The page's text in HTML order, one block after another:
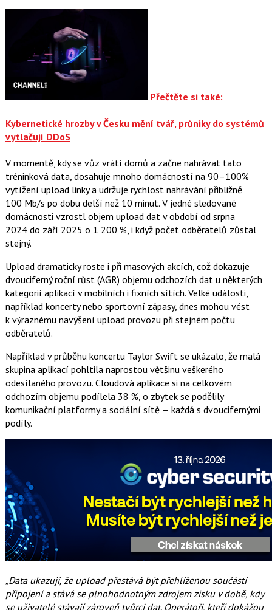
Přečtěte si také:
Kybernetické hrozby v Česku mění tvář, průniky do systémů
vytlačují DDoS
V momentě, kdy se vůz vrátí domů a začne nahrávat tato
tréninková data, dosahuje mnoho domácností na 90–100%
vytížení upload linky a udržuje rychlost nahrávání přibližně
100 Mb/s po dobu delší než 10 minut. V jedné sledované
domácnosti vzrostl objem upload dat v období od srpna
2024 do září 2025 o 1 200 %, i když počet odběratelů zůstal
stejný.
Upload dramaticky roste i při masových akcích, což dokazuje
dvouciferný roční růst (AGR) objemu odchozích dat u některých
kategorií aplikací v mobilních i fixních sítích. Velké události,
například koncerty nebo sportovní zápasy, dnes mohou vést
k výraznému navýšení upload provozu při stejném počtu
odběratelů.
Například v průběhu koncertu Taylor Swift se ukázalo, že malá
skupina aplikací pohltila naprostou většinu veškerého
odesílaného provozu. Cloudová aplikace si na celkovém
odchozím objemu podílela 38 %, o zbytek se podělily
komunikační platformy a sociální sítě — každá s dvoucifernými
podíly.
„Data ukazují, že upload přestává být přehlíženou součástí
připojení a stává se plnohodnotným zdrojem zisku v době, kdy
se uživatelé stávají zároveň tvůrci dat. Operátoři, kteří dokážou